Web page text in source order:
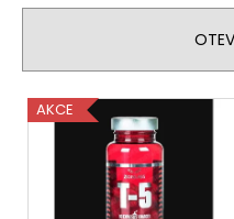
e
í
p
r
V
ý
AKCE
D
o